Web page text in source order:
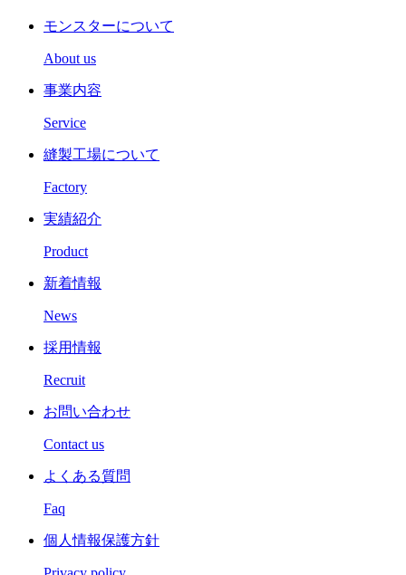
モンスターについて
About us
事業内容
Service
縫製工場について
Factory
実績紹介
Product
新着情報
News
採用情報
Recruit
お問い合わせ
Contact us
よくある質問
Faq
個人情報保護方針